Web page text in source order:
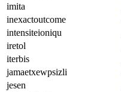
imita
inexactoutcome
intensiteioniqu
iretol
iterbis
jamaetxewpsizli
jesen